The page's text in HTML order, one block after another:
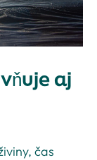
aj
čas